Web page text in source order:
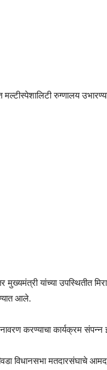
रुग्णालय
यांच्या उपस्थितीत
आले.
करण्याचा कार्यक्रम संपन्न
विधानसभा मतदारसंघाचे